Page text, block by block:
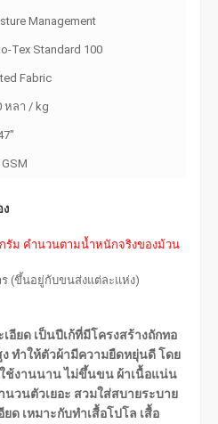
Management
Tex Standard 100
Fabric
หลา / kg
ง
รัม คำนวนตามน้ำหนักจริงของม้วน
ร (ขึ้นอยู่กับขนส่งแต่ละแห่ง)
อียด เป็นปีเก้ที่มีโครงสร้างถักทอ
ทำให้ตัวผ้ามีความยืดหยุ่นดี โดย
ใช้งานนาน ไม่ขึ้นขน ผ้าเนื้อแน่น
นวนตัวเยอะ สวมใส่สบายระบาย
ด เหมาะกับทำเสื้อโปโล เสื้อ